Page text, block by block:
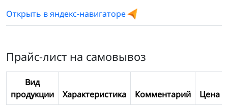
Открыть в яндекс-навигаторе
Прайс-лист на самовывоз
Вид
продукции
Характеристика Комментарий Цена